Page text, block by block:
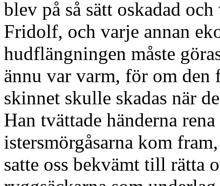
blev på så sätt oskadad
Fridolf, och varje annan
hudflängningen måste
ännu var varm, för om
skinnet skulle skadas när
Han tvättade händerna
istersmörgåsarna kom
satte oss bekvämt till rätta